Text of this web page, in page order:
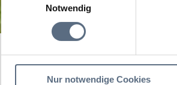
Notwendig
Nur notwendige Cookies